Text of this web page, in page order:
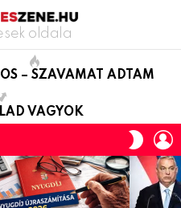
oldala
– SZAVAMAT ADTAM
VAGYOK
SKIN